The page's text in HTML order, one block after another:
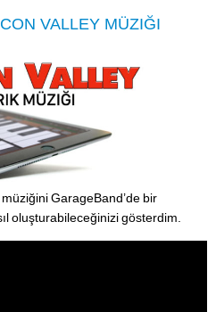
VALLEY MÜZIĞI
GarageBand’de bir
oluşturabileceğinizi gösterdim.